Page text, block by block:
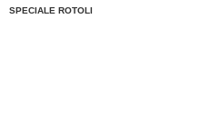
SPECIALE ROTOLI